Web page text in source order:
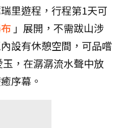
里遊程，行程第1天可
」展開，不需跋山涉
設有休憩空間，可品嚐
，在潺潺流水聲中放
序幕。